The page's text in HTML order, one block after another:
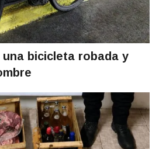
bicicleta robada y